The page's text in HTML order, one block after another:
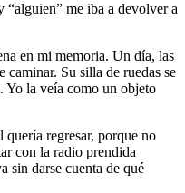
“alguien” me iba a devolver a
en mi memoria. Un día, las
caminar. Su silla de ruedas se
Yo la veía como un objeto
quería regresar, porque no
con la radio prendida
sin darse cuenta de qué